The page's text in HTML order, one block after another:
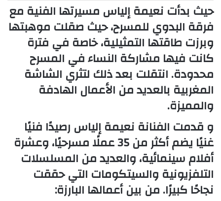
حيث بدأت نعيمة إلياس مسيرتها الفنية مع
فرقة البدوي للمسرح، حيث صقلت موهبتها
وبرزت طاقتها التمثيلية، خاصة في فترة
كانت فيها مشاركة النساء في المسرح
محدودة. انتقلت بعد ذلك لتثري الشاشة
المغربية بالعديد من الأعمال الهادفة
والمميزة.
و قدمت الفنانة نعيمة إلياس رصيدًا فنيًا
غنيًا يضم أكثر من 35 عملًا مسرحيًا، وعشرة
أفلام سينمائية، والعديد من المسلسلات
التلفزيونية والسيتكومات التي حققت
نجاحًا كبيرًا. من بين أعمالها البارزة: